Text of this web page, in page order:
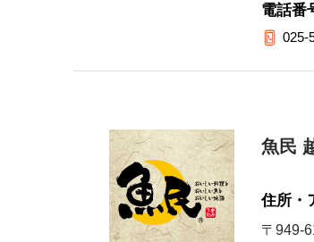
電話番
025-
魚民
住所・
〒949-